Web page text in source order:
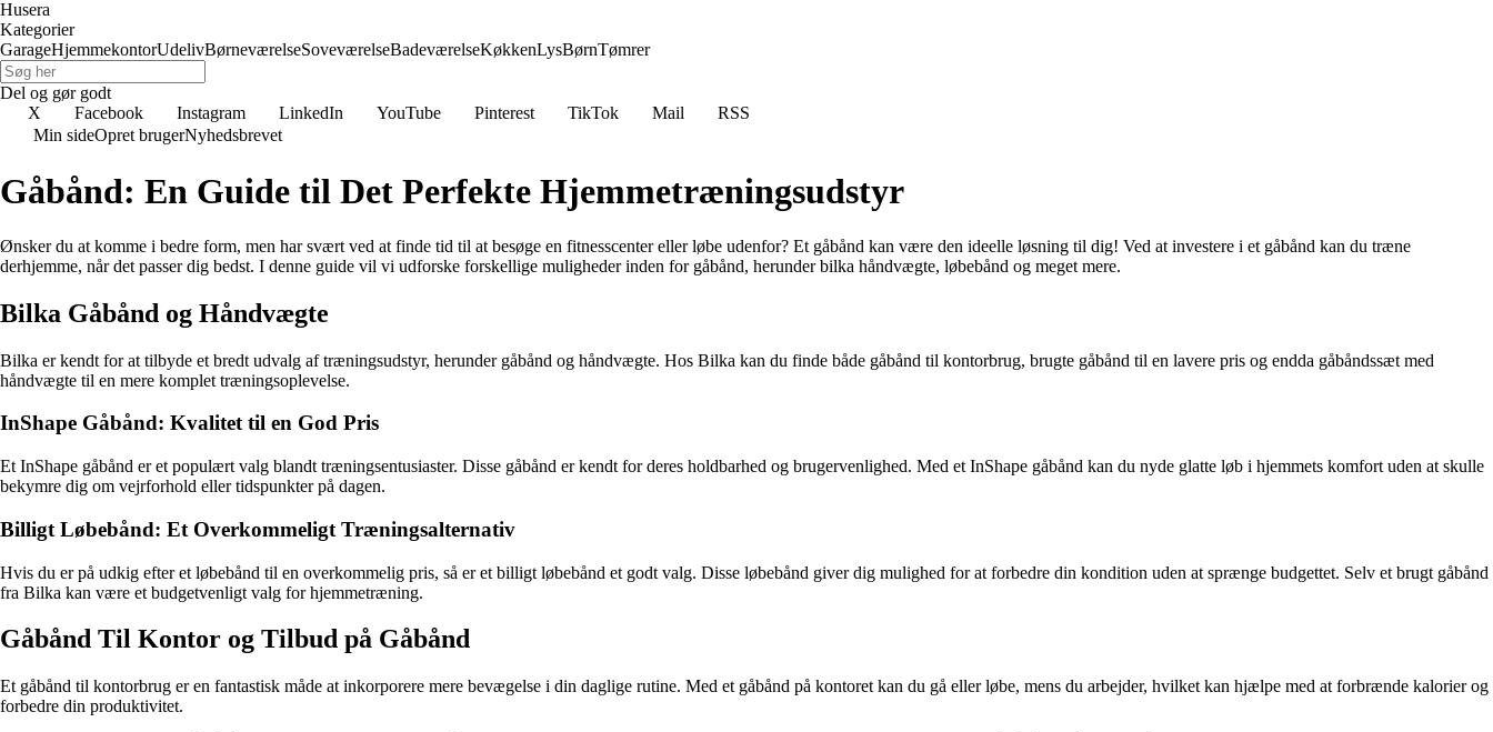
Husera
Kategorier
GarageHjemmekontorUdelivBørneværelseSoveværelseBadeværelseKøkkenLysBørnTømrer
Del og gør godt
X
Facebook Instagram LinkedIn YouTube Pinterest TikTok Mail
RSS
Min sideOpret brugerNyhedsbrevet
Gåbånd: En Guide til Det Perfekte Hjemmetræningsudstyr
Ønsker du at komme i bedre form, men har svært ved at finde tid til at besøge en fitnesscenter eller løbe udenfor? Et gåbånd kan være den ideelle løsning til dig! Ved at investere i et gåbånd kan du træne
derhjemme, når det passer dig bedst. I denne guide vil vi udforske forskellige muligheder inden for gåbånd, herunder bilka håndvægte, løbebånd og meget mere.
Bilka Gåbånd og Håndvægte
Bilka er kendt for at tilbyde et bredt udvalg af træningsudstyr, herunder gåbånd og håndvægte. Hos Bilka kan du finde både gåbånd til kontorbrug, brugte gåbånd til en lavere pris og endda gåbåndssæt med
håndvægte til en mere komplet træningsoplevelse.
InShape Gåbånd: Kvalitet til en God Pris
Et InShape gåbånd er et populært valg blandt træningsentusiaster. Disse gåbånd er kendt for deres holdbarhed og brugervenlighed. Med et InShape gåbånd kan du nyde glatte løb i hjemmets komfort uden at skulle
bekymre dig om vejrforhold eller tidspunkter på dagen.
Billigt Løbebånd: Et Overkommeligt Træningsalternativ
Hvis du er på udkig efter et løbebånd til en overkommelig pris, så er et billigt løbebånd et godt valg. Disse løbebånd giver dig mulighed for at forbedre din kondition uden at sprænge budgettet. Selv et brugt gåbånd
fra Bilka kan være et budgetvenligt valg for hjemmetræning.
Gåbånd Til Kontor og Tilbud på Gåbånd
Et gåbånd til kontorbrug er en fantastisk måde at inkorporere mere bevægelse i din daglige rutine. Med et gåbånd på kontoret kan du gå eller løbe, mens du arbejder, hvilket kan hjælpe med at forbrænde kalorier og
forbedre din produktivitet.